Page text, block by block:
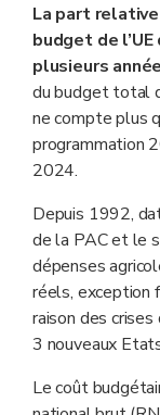
La part
budget de
plusieurs
du budget total
ne compte plus
programmation
2024.
Depuis 1992,
de la PAC et le
dépenses
réels, exception
raison des
3 nouveaux
Le coût